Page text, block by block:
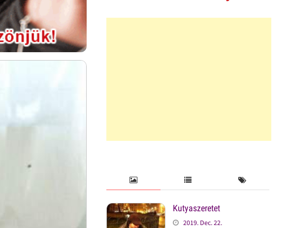
Kutyaszeretet
2019. Dec. 22.